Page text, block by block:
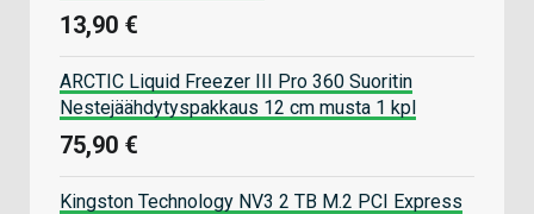
13,90 €
ARCTIC Liquid Freezer III Pro 360 Suoritin
Nestejäähdytyspakkaus 12 cm musta 1 kpl
75,90 €
Kingston Technology NV3 2 TB M.2 PCI Express